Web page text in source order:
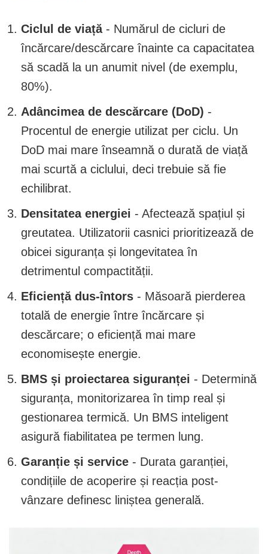
Ciclul de viață- Numărul de cicluri de
încărcare/descărcare înainte ca capacitatea
să scadă la un anumit nivel (de exemplu,
80%).
Adâncimea de descărcare (DoD) -
Procentul de energie utilizat per ciclu. Un
DoD mai mare înseamnă o durată de viață
mai scurtă a ciclului, deci trebuie să fie
echilibrat.
Densitatea energiei - Afectează spațiul și
greutatea. Utilizatorii casnici prioritizează de
obicei siguranța și longevitatea în
detrimentul compactității.
Eficiență dus-întors - Măsoară pierderea
totală de energie între încărcare și
descărcare; o eficiență mai mare
economisește energie.
BMS și proiectarea siguranței - Determină
siguranța, monitorizarea în timp real și
gestionarea termică. Un BMS inteligent
asigură fiabilitatea pe termen lung.
Garanție și service - Durata garanției,
condițiile de acoperire și reacția post-
vânzare definesc liniștea generală.